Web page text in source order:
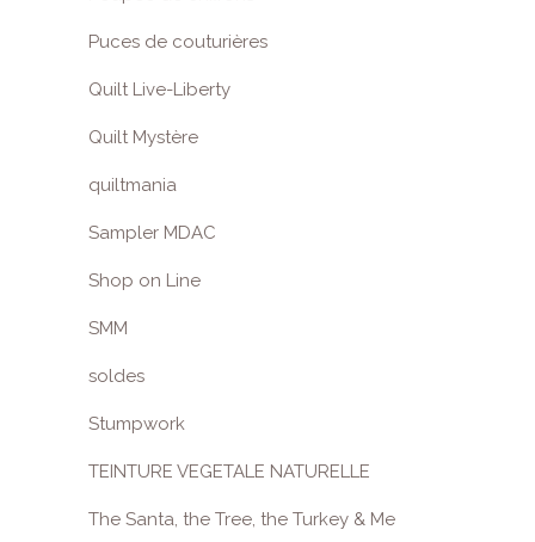
Puces de couturières
Quilt Live-Liberty
Quilt Mystère
quiltmania
Sampler MDAC
Shop on Line
SMM
soldes
Stumpwork
TEINTURE VEGETALE NATURELLE
The Santa, the Tree, the Turkey & Me